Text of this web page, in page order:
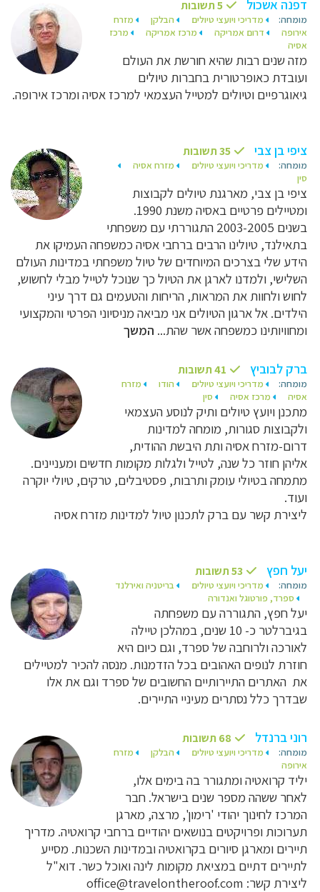
דפנה אשכול 5 תשובות
מומחה: מדריכי ויועצי טיולים הבלקן
מזרח
אירופה
דרום אמריקה מרכז אמריקה
מרכז
אסיה
מזה שנים רבות שהיא חורשת את העולם
ועובדת כאופרטורית בחברות טיולים
גיאוגרפיים וטיולים למטייל העצמאי למרכז אסיה ומרכז אירופה.
ציפי בן צבי 35 תשובות
מומחה: מדריכי ויועצי טיולים
מזרח אסיה
סין
ציפי בן צבי, מארגנת טיולים לקבוצות
ומטיילים פרטיים באסיה משנת 1990.
בשנים 2003-2005 התגוררתי עם משפחתי
בתאילנד, טיולינו הרבים ברחבי אסיה כמשפחה העמיקו את
הידע שלי בצרכים המיוחדים של טיול משפחתי במדינות העולם
השלישי, ולמדנו לארגן את הטיול כך שנוכל לטייל מבלי לחשוש,
לחוש ולחוות את המראות, הריחות והטעמים גם דרך עיני
הילדים. אל ארגון הטיולים אני מביאה מניסיוני הפרטי והמקצועי
ומחוויותינו כמשפחה אשר שהת... המשך
ברק לבוביץ 41 תשובות
מומחה: מדריכי ויועצי טיולים הודו
מזרח
אסיה
מרכז אסיה סין
מתכנן ויועץ טיולים ותיק לנוסע העצמאי
ולקבוצות סגורות, מומחה למדינות
דרום-מזרח אסיה ותת היבשת ההודית,
אליהן חוזר כל שנה, לטייל ולגלות מקומות חדשים ומעניינים.
מתמחה בטיולי עומק ותרבות, פסטיבלים, טרקים, טיולי יוקרה
ועוד.
ליצירת קשר עם ברק לתכנון טיול למדינות מזרח אסיה
יעל חפץ 53 תשובות
מומחה: מדריכי ויועצי טיולים
בריטניה ואירלנד
ספרד, פורטוגל ואנדורה
יעל חפץ, התגוררה עם משפחתה
בגיברלטר כ- 10 שנים, במהלכן טיילה
לאורכה ולרוחבה של ספרד, וגם כיום היא
חוזרת לנופים האהובים בכל הזדמנות. מנסה להכיר למטיילים
את האתרים התיירותיים החשובים של ספרד וגם את אלו
שבדרך כלל נסתרים מעיניי התיירים.
רוני ברנדל 68 תשובות
מומחה: מדריכי ויועצי טיולים הבלקן
מזרח
אירופה
יליד קרואטיה ומתגורר בה בימים אלו,
לאחר ששהה מספר שנים בישראל. חבר
המרכז לחינוך יהודי 'רימון', מרצה, מארגן
תערוכות ופרויקטים בנושאים יהודיים ברחבי קרואטיה. מדריך
תיירים ומארגן סיורים בקרואטיה ובמדינות השכנות. מסייע
לתיירים דתיים במציאת מקומות לינה ואוכל כשר. דוא"ל
ליצירת קשר: office@travelontheroof.com